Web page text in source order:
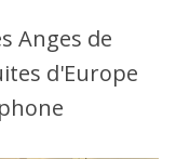
Anges de
d'Europe